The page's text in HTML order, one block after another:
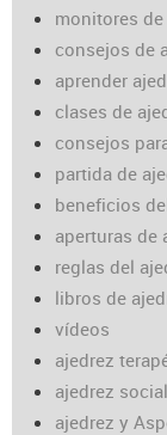
monitores de
consejos de
aprender
clases de
consejos
partida de
beneficios
aperturas de
reglas del
libros de
vídeos
ajedrez
ajedrez social
ajedrez y